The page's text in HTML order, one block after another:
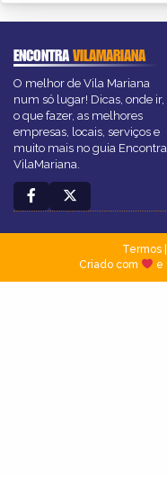
ENCONTRAVILAMARIANA
O melhor de Vila Mariana
num só lugar! Dicas, onde ir,
o que fazer, as melhores
empresas, locais, serviços e
muito mais no guia Encontra
VilaMariana.
Termos|
Criado com
e